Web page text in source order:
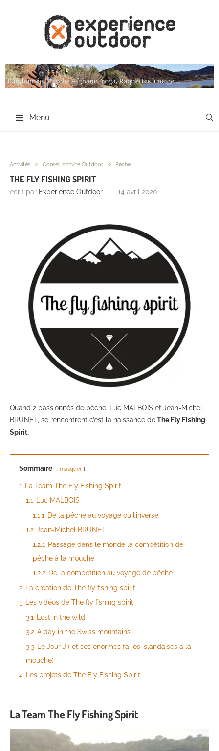
Menu
Activités Conseil Activité Outdoor Pêche
THE FLY FISHING SPIRIT
écrit par Expérience Outdoor 14 avril 2020
Quand 2 passionnés de pêche, Luc MALBOIS et Jean-Michel
BRUNET, se rencontrent c’est la naissance deThe Fly Fishing
Spirit.
Sommaire masquer
1
La Team The Fly Fishing Spirit
1.1
Luc MALBOIS
1.1.1
De la pêche au voyage ou l’inverse
1.2 Jean-Michel BRUNET
1.2.1
Passage dans le monde la compétition de
pêche à la mouche
1.2.2 De la compétition au voyage de pêche
2
La création de The fly fishing spirit
3
Les vidéos de The fly fishing spirit
3.1
Lost in the wild
3.2 A day in the Swiss mountains
3.3
Le Jour J ( et ses énormes farios islandaises à la
mouche)
4
Les projets de The Fly Fishing Spirit
La Team The Fly Fishing Spirit